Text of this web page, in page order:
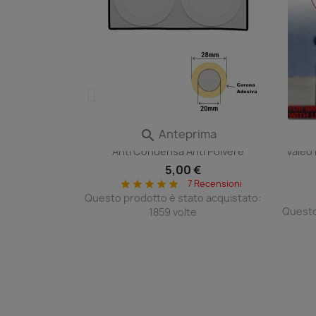
 Anteprima
Film Aerazione Faro Valvola Membrana
Anti Condensa Anti Polvere
5,00 €
starstarstarstarstar 7 Recensioni
Questo prodotto è stato acquistato:
1859 volte
Valeo